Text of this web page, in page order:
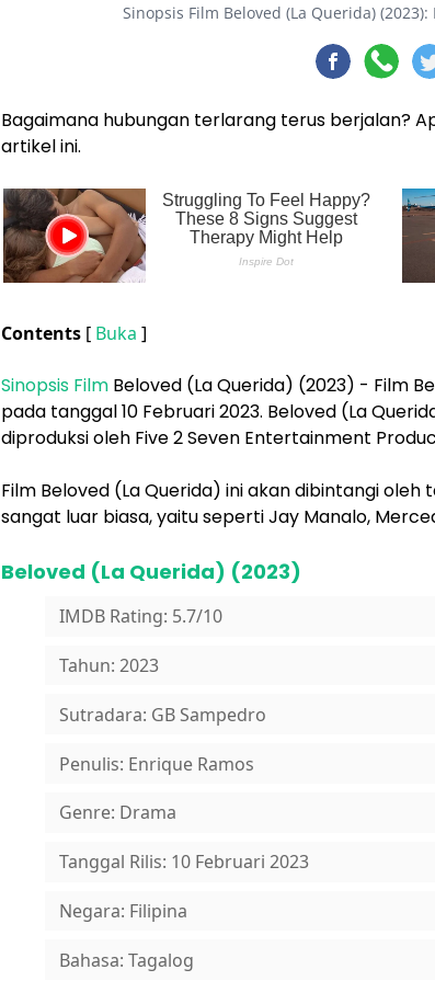
Sinopsis Film Beloved (La Querida)
Bagaimana hubungan terlarang terus berjalan?
artikel ini.
Contents [ Buka ]
Sinopsis Film Beloved (La Querida) (2023) - Film
pada tanggal 10 Februari 2023. Beloved (La
diproduksi oleh Five 2 Seven Entertainment
Film Beloved (La Querida) ini akan dibintangi
sangat luar biasa, yaitu seperti Jay Manalo,
Beloved (La Querida) (2023)
IMDB Rating: 5.7/10
Tahun: 2023
Sutradara: GB Sampedro
Penulis: Enrique Ramos
Genre: Drama
Tanggal Rilis: 10 Februari 2023
Negara: Filipina
Bahasa: Tagalog